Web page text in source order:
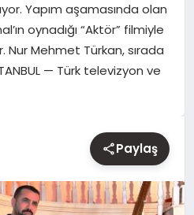
Yapım aşamasında olan
oynadığı “Aktör” filmiyle
Nur Mehmet Türkan, sırada
— Türk televizyon ve
Paylaş